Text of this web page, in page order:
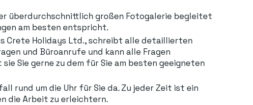
überdurchschnittlich großen Fotogalerie begleitet
am besten entspricht.
Crete Holidays Ltd., schreibt alle detaillierten
und Büroanrufe und kann alle Fragen
Sie gerne zu dem für Sie am besten geeigneten
rund um die Uhr für Sie da. Zu jeder Zeit ist ein
die Arbeit zu erleichtern.